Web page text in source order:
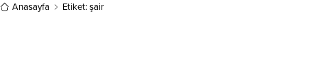
Anasayfa Etiket: şair